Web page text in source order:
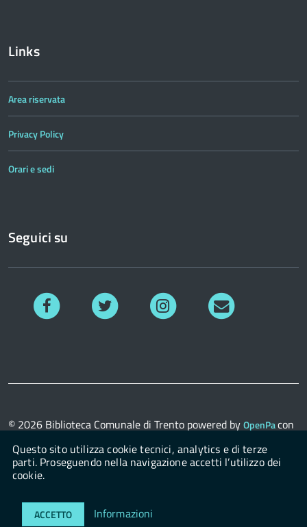
Links
Area riservata
Privacy Policy
Orari e sedi
Seguici su
Facebook Instagram
© 2026 Biblioteca Comunale di Trento powered byOpenPacon
Questo sito utilizza cookie tecnici, analytics e di terze
parti. Proseguendo nella navigazione accetti l’utilizzo dei
cookie.
ACCETTO Informazioni